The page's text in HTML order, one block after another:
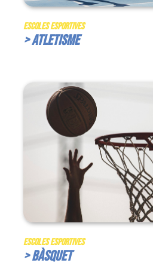
Escoles Esportives
> Atletisme
Escoles Esportives
> Bàsquet